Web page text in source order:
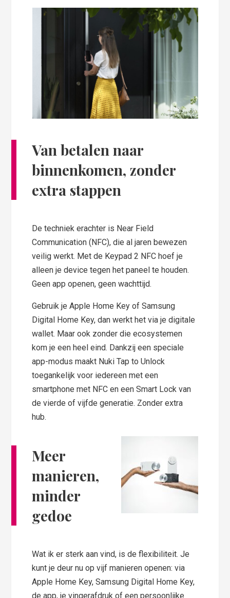
Van betalen naar
binnenkomen, zonder
extra stappen
De techniek erachter is Near Field
Communication (NFC), die al jaren bewezen
veilig werkt. Met de Keypad 2 NFC hoef je
alleen je device tegen het paneel te houden.
Geen app openen, geen wachttijd.
Gebruik je Apple Home Key of Samsung
Digital Home Key, dan werkt het via je digitale
wallet. Maar ook zonder die ecosystemen
kom je een heel eind. Dankzij een speciale
app-modus maakt Nuki Tap to Unlock
toegankelijk voor iedereen met een
smartphone met NFC en een Smart Lock van
de vierde of vijfde generatie. Zonder extra
hub.
Meer
manieren,
minder
gedoe
Wat ik er sterk aan vind, is de flexibiliteit. Je
kunt je deur nu op vijf manieren openen: via
Apple Home Key, Samsung Digital Home Key,
de app, je vingerafdruk of een persoonlijke